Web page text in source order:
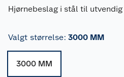
Hjørnebeslag i stål til
Valgt størrelse: 3000 MM
3000 MM